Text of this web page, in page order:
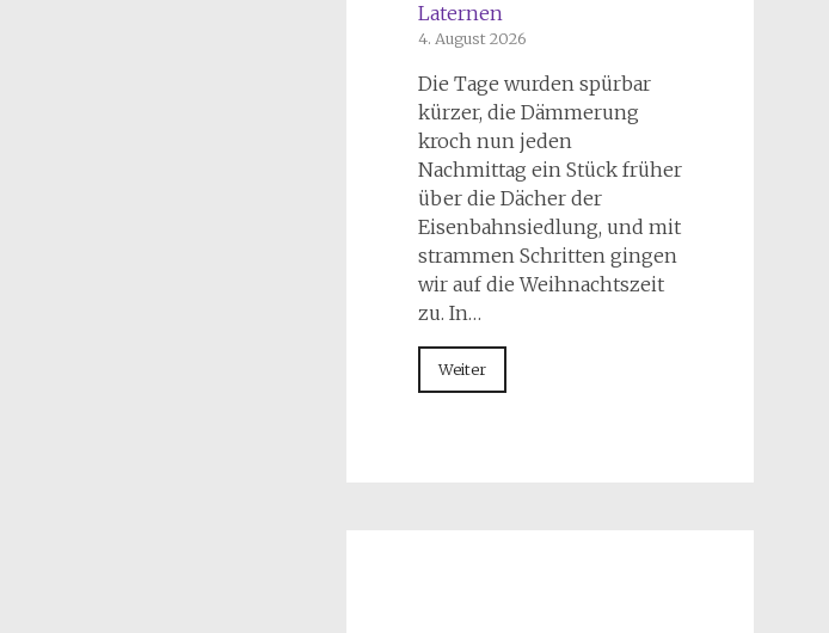
Laternen
4. August 2026
Die Tage wurden spürbar
kürzer, die Dämmerung
kroch nun jeden
Nachmittag ein Stück früher
über die Dächer der
Eisenbahnsiedlung, und mit
strammen Schritten gingen
wir auf die Weihnachtszeit
zu. In…
Weiter